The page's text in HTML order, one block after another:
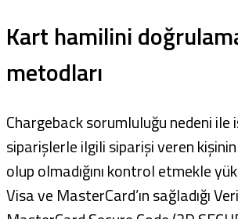
Kart hamilini
metodları
Chargeback sorumluluğu nedeni ile
siparişlerle ilgili siparişi veren
olup olmadığını kontrol etmekle
Visa ve MasterCard’ın sağladığı